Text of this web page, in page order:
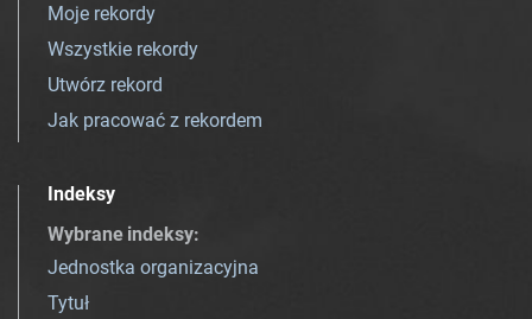
Moje rekordy
Wszystkie rekordy
Utwórz rekord
Jak pracować z rekordem
Indeksy
Wybrane indeksy:
Jednostka organizacyjna
Tytuł